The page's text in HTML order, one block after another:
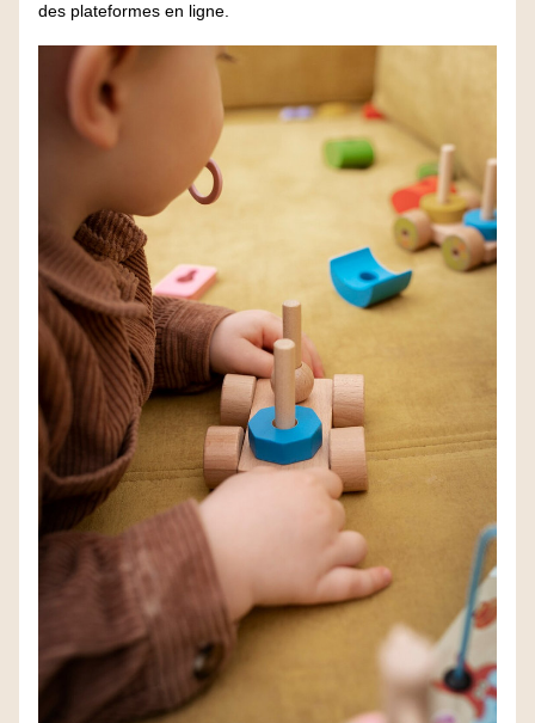
des plateformes en ligne.